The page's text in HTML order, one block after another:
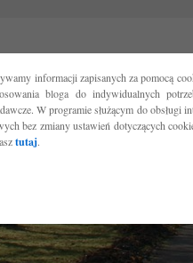
informacji zapisanych za pomocą
bloga do indywidualnych
W programie służącym do obsługi
bez zmiany ustawień dotyczących
tutaj.